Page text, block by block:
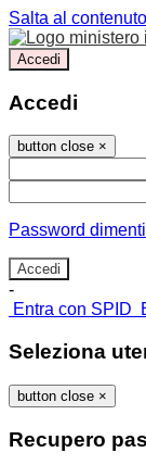
Salta al contenuto
Accedi
Accedi
button close ×
Password
-
Entra con SPID
Seleziona
button close ×
Recupero